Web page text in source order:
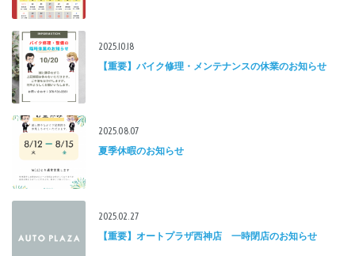
2025.10.18
【重要】バイク修理・メンテナンスの休業のお知らせ
2025.08.07
夏季休暇のお知らせ
2025.02.27
【重要】オートプラザ西神店 一時閉店のお知らせ